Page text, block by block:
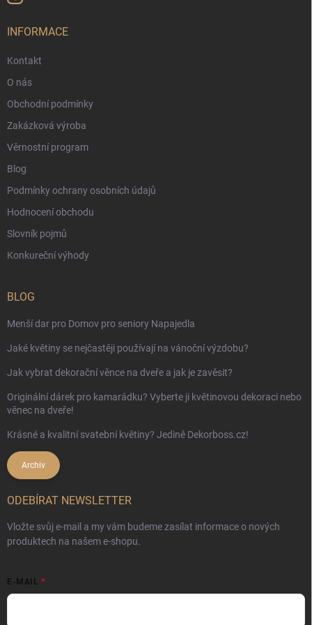
INFORMACE
Kontakt
O nás
Obchodní podmínky
Zakázková výroba
Věrnostní program
Blog
Podmínky ochrany osobních údajů
Hodnocení obchodu
Slovník pojmů
Konkureční výhody
BLOG
Menší dar pro Domov pro seniory Napajedla
Jaké květiny se nejčastěji používají na vánoční výzdobu?
Jak vybrat dekorační věnce na dveře a jak je zavěsit?
Originální dárek pro kamarádku? Vyberte ji květinovou dekoraci nebo
věnec na dveře!
Krásné a kvalitní svatební květiny? Jedině Dekorboss.cz!
Archiv
ODEBÍRAT NEWSLETTER
Vložte svůj e-mail a my vám budeme zasílat informace o nových
produktech na našem e-shopu.
E-MAIL